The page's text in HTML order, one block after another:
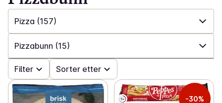
Pizza (157)
✓ Alle (1330)
✓ Ferdigretter (186)
✓ Middagshermetikk (108)
Pizzabunn (15)
✓ Alle (157)
✓ Fersk pizza (7)
Filter Sorter etter
-30%